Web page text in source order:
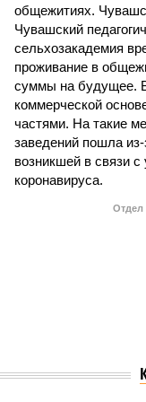
общежитиях.
Чувашский
сельхозакадемия
проживание в
суммы на будущее.
коммерческой
частями. На такие
заведений пошла
возникшей в связи с
коронавируса.
Отдел